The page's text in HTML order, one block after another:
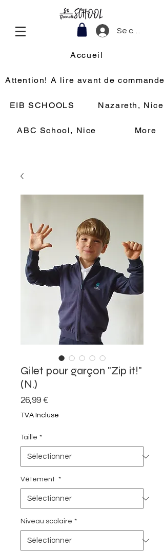
Se connecter
Accueil
Attention! A lire avant de commander
EIB SCHOOLS Nazareth, Nice
ABC School, Nice More
Gilet pour garçon "Zip it!"
(N.)
26,99 €Prix
TVA Incluse
Taille *
Vêtement *
Niveau scolaire *